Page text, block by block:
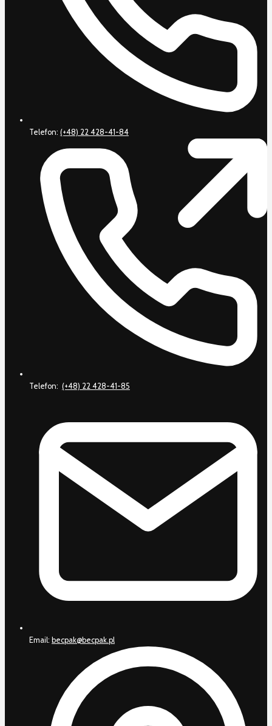
Telefon: (+48) 22 428-41-84
Telefon: (+48) 22 428-41-85
Email: becpak@becpak.pl